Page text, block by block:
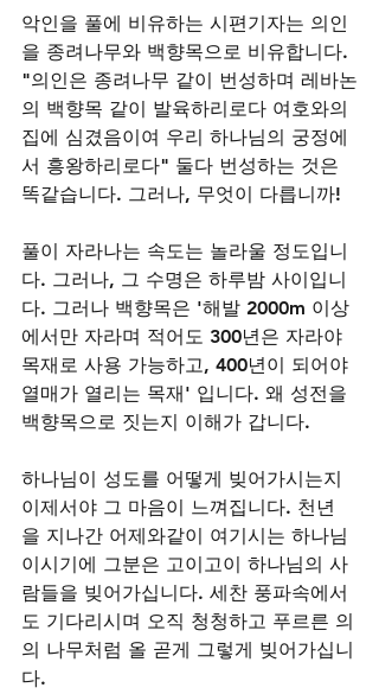
악인을 풀에 비유하는 시편기자는 의인
을 종려나무와 백향목으로 비유합니다.
"의인은 종려나무 같이 번성하며 레바논
의 백향목 같이 발육하리로다 여호와의
집에 심겼음이여 우리 하나님의 궁정에
서 흥왕하리로다" 둘다 번성하는 것은
똑같습니다. 그러나, 무엇이 다릅니까!
풀이 자라나는 속도는 놀라울 정도입니
다. 그러나, 그 수명은 하루밤 사이입니
다. 그러나 백향목은 '해발 2000m 이상
에서만 자라며 적어도 300년은 자라야
목재로 사용 가능하고, 400년이 되어야
열매가 열리는 목재' 입니다. 왜 성전을
백향목으로 짓는지 이해가 갑니다.
하나님이 성도를 어떻게 빚어가시는지
이제서야 그 마음이 느껴집니다. 천년
을 지나간 어제와같이 여기시는 하나님
이시기에 그분은 고이고이 하나님의 사
람들을 빚어가십니다. 세찬 풍파속에서
도 기다리시며 오직 청청하고 푸르른 의
의 나무처럼 올 곧게 그렇게 빚어가십니
다.